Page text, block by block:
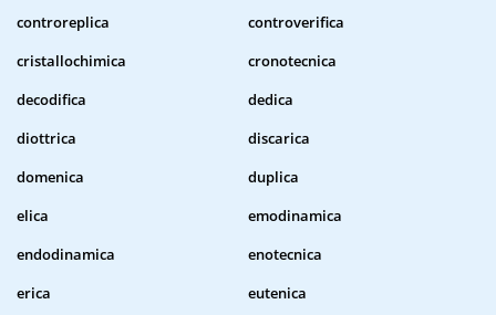
controreplica
controverifica
cristallochimica
cronotecnica
decodifica
dedica
diottrica
discarica
domenica
duplica
elica
emodinamica
endodinamica
enotecnica
erica
eutenica